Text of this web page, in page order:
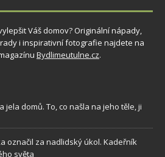
Váš domov? Originální nápady,
i inspirativní fotografie najdete na
Bydlimeutulne.cz.
jela domů. To, co našla na jeho těle, ji
označil za nadlidský úkol. Kadeřník
světa